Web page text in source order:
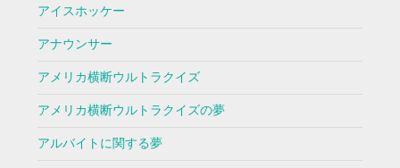
アイスホッケー
アナウンサー
アメリカ横断ウルトラクイズ
アメリカ横断ウルトラクイズの夢
アルバイトに関する夢